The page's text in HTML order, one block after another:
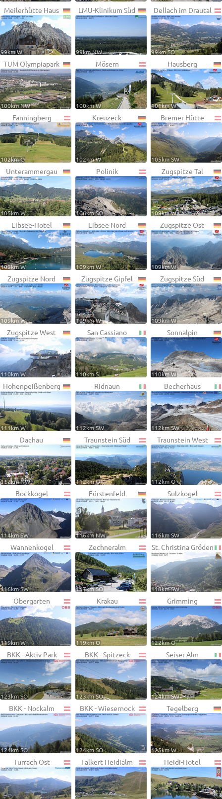
Meilerhütte Haus
99km W
LMU-Klinikum Süd
99km NW
Dellach im Drautal
99km SO
TUM Olympiapark
100km NW
Mösern
100km W
Hausberg
101km W
Fanningberg
102km O
Kreuzeck
102km W
Bremer Hütte
105km SW
Unterammergau
105km W
Polinik
106km SO
Zugspitze Tal
109km W
Eibsee-Hotel
109km W
Eibsee Nord
109km W
Zugspitze Ost
109km W
Zugspitze Nord
109km W
Zugspitze Gipfel
109km W
Zugspitze Süd
109km W
Zugspitze West
110km W
San Cassiano
110km S
Sonnalpin
110km W
Hohenpeißenberg
111km W
Ridnaun
112km SW
Becherhaus
112km SW
Dachau
112km NW
Traunstein Süd
112km O
Traunstein West
112km O
Bockkogel
114km SW
Fürstenfeld
116km NW
Sulzkogel
116km SW
Wannenkogel
116km SW
Zechneralm
117km SO
St. Christina Gröden
118km SW
Obergarten
119km W
Krakau
119km O
Grimming
122km O
BKK - Aktiv Park
123km SO
BKK - Spitzeck
123km SO
Seiser Alm
124km SW
BKK - Nockalm
124km SO
BKK - Wiesernock
124km SO
Tegelberg
125km W
Turrach Ost Falkert Heidialm Heidi-Hotel